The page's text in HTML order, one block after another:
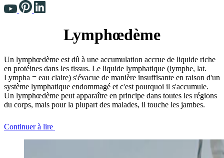
Lymphœdème
Un lymphœdème est dû à une accumulation accrue de liquide riche
en protéines dans les tissus. Le liquide lymphatique (lymphe, lat.
Lympha = eau claire) s'évacue de manière insuffisante en raison d'un
système lymphatique endommagé et c'est pourquoi il s'accumule.
Un lymphœdème peut apparaître en principe dans toutes les régions
du corps, mais pour la plupart des malades, il touche les jambes.
Continuer à lire